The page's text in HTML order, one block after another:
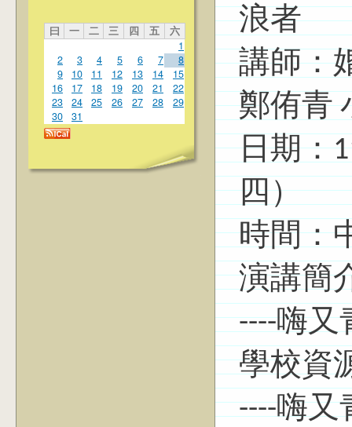
曰 一 二 三 四 五
六
1
2
3 4 5 6 7
8
9
10 11 12 13 14
15
16
17 18 19 20 21
22
23
24 25 26 27 28
29
30
31
浪者
講師：
鄭侑青
日期：
四）
時間：
演講簡
----嗨又
學校資
----嗨又